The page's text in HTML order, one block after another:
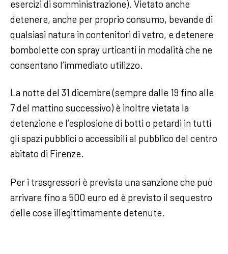
esercizi di somministrazione). Vietato anche
detenere, anche per proprio consumo, bevande di
qualsiasi natura in contenitori di vetro, e detenere
bombolette con spray urticanti in modalità che ne
consentano l’immediato utilizzo.
La notte del 31 dicembre (sempre dalle 19 fino alle
7 del mattino successivo) è inoltre vietata la
detenzione e l’esplosione di botti o petardi in tutti
gli spazi pubblici o accessibili al pubblico del centro
abitato di Firenze.
Per i trasgressori è prevista una sanzione che può
arrivare fino a 500 euro ed è previsto il sequestro
delle cose illegittimamente detenute.